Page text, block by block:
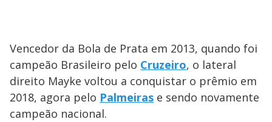
Vencedor da Bola de Prata em 2013, quando foi
campeão Brasileiro pelo Cruzeiro, o lateral
direito Mayke voltou a conquistar o prêmio em
2018, agora pelo Palmeiras e sendo novamente
campeão nacional.